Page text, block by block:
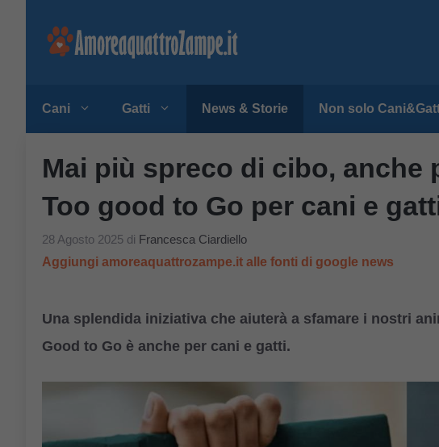
Cani Gatti News & Storie Non solo
Mai più spreco di cibo, anche
Too good to Go per cani e
28 Agosto 2025 di Francesca Ciardiello
Aggiungi amoreaquattrozampe.it alle fonti di google news
Una splendida iniziativa che aiuterà a sfamare i nostri
Good to Go è anche per cani e gatti.